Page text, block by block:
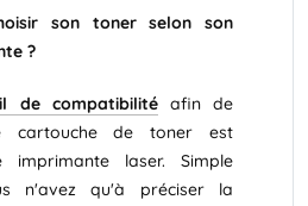
son toner selon son
?
de compatibilitéafin de
cartouche de toner est
laser. Simple
n'avez qu'à préciser la